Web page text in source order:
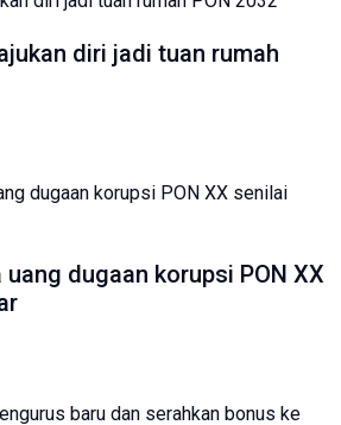
diri jadi tuan rumah
dugaan korupsi PON XX